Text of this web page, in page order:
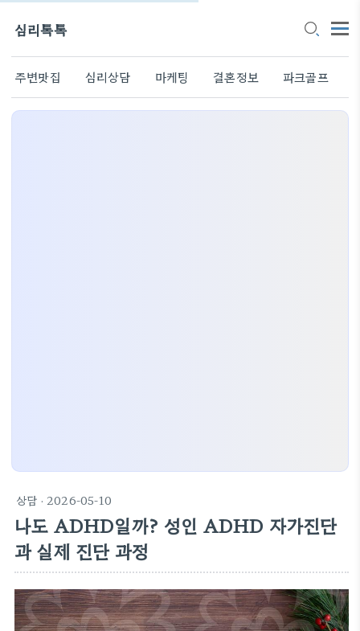
심리톡톡
주변맛집 심리상담 마케팅 결혼정보 파크골프
상담 · 2026-05-10
나도 ADHD일까? 성인 ADHD 자가진단
과 실제 진단 과정